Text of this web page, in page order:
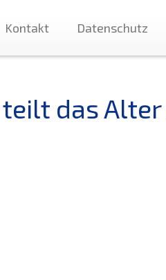
Kontakt Datenschutz
das